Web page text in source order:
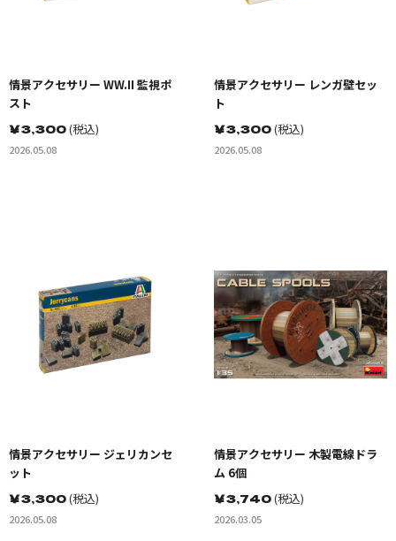
情景アクセサリー WW.II 監視ポ
スト
￥3,300(税込)
2026.05.08
情景アクセサリー レンガ壁セッ
ト
￥3,300(税込)
2026.05.08
情景アクセサリー ジェリカンセ
ット
￥3,300(税込)
2026.05.08
情景アクセサリー 木製電線ドラ
ム 6個
￥3,740(税込)
2026.03.05